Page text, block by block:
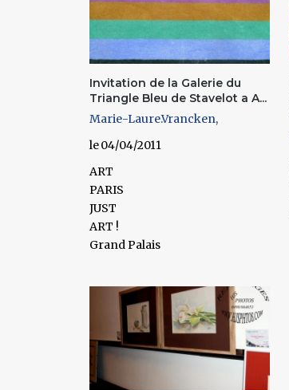
Invitation de la Galerie du
Triangle Bleu de Stavelot a A...
Marie-Laure.Vrancken
04/04/2011
ART
PARIS
JUST
ART !
Grand Palais